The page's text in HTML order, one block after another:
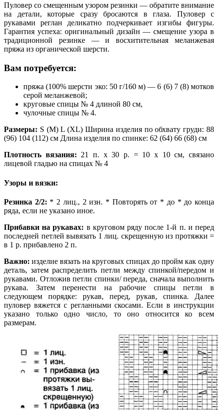
Пуловер со смещенным узором резинки — обратите внимание
на детали, которые сразу бросаются в глаза. Пуловер с
рукавами реглан деликатно подчеркивает изгибы фигуры.
Гарантия успеха: оригинальный дизайн — смещение узора в
традиционной резинке — и восхитительная меланжевая
пряжа из органической шерсти.
Вам потребуется:
пряжа (100% шерсти эко: 50 г/160 м) — 6 (6) 7 (8) мотков
серой меланжевой;
круговые спицы № 4 длиной 80 см,
чулочные спицы № 4.
Размеры: S (М) L (XL) Ширина изделия по обхвату груди: 88
(96) 104 (112) см Длина изделия по спинке: 62 (64) 66 (68) см
Плотность вязания: 21 п. х 30 р. = 10 х 10 см, связано
лицевой гладью на спицах № 4
Узоры и вязки:
Резинка 2/2: * 2 лиц., 2 изн. * Повторять от * до * до конца
ряда, если не указано иное.
Прибавки на рукавах: в круговом ряду после 1-й п. и перед
последней петлей вывязать 1 лиц. скрещенную из протяжки =
в 1 р. прибавлено 2 п.
Важно: изделие вязать на круговых спицах до пройм как одну
деталь, затем распределить петли между спинкой/передом и
рукавами. Отложив петли спинки/ переда, сначала выполнить
рукава. Затем перенести на рабочие спицы петли в
следующем порядке: рукав, перед, рукав, спинка. Далее
пуловер вяжется с регланными скосами. Если в инструкции
указано только одно число, то оно относится ко всем
размерам.